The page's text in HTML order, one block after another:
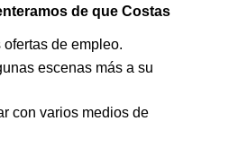
de que Costas
de empleo.
escenas más a su
con varios medios de